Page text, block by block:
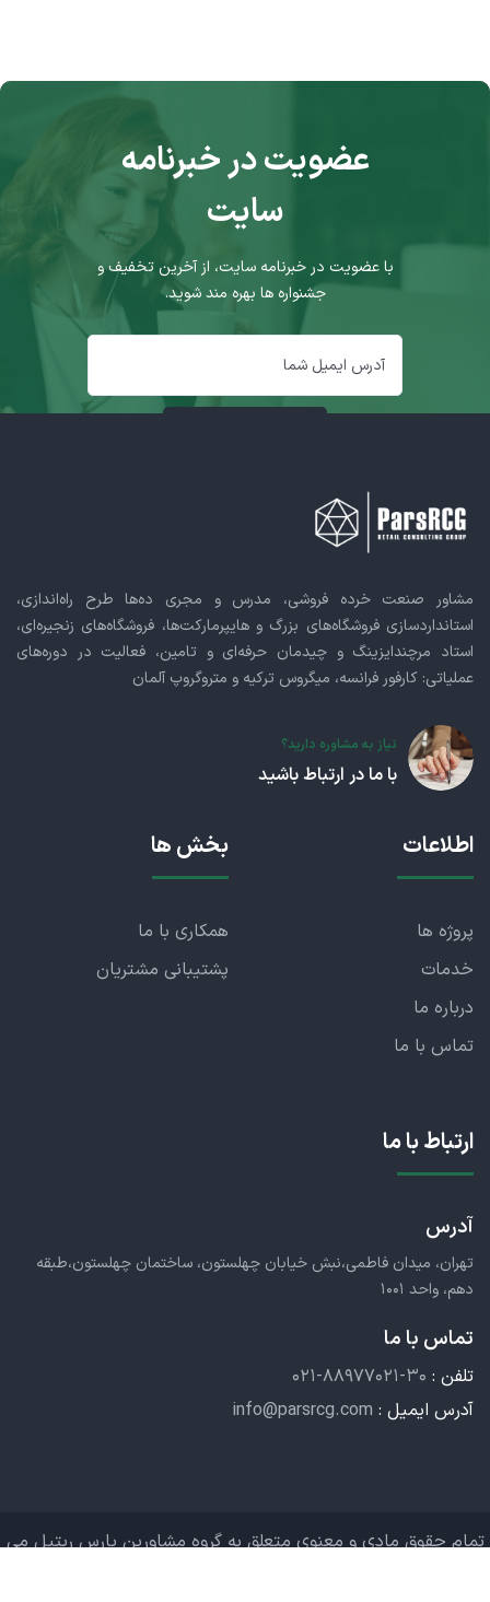
عضویت در خبرنامه
سایت
با عضویت در خبرنامه سایت، از آخرین تخفیف و
جشنواره ها بهره مند شوید.
مشاور صنعت خرده فروشی، مدرس و مجری ده‌ها طرح راه‌اندازی،
استانداردسازی فروشگاه‌های بزرگ و هایپرمارکت‌ها، فروشگاه‌های زنجیره‌ای،
استاد مرچندایزینگ و چیدمان حرفه‌ای و تامین، فعالیت در دوره‌های
عملیاتی: کارفور فرانسه، میگروس ترکیه و متروگروپ آلمان
نیاز به مشاوره دارید؟
با ما در ارتباط باشید
اطلاعات
پروژه ها
خدمات
درباره ما
تماس با ما
بخش ها
همکاری با ما
پشتیبانی مشتریان
ارتباط با ما
آدرس
تهران، میدان فاطمی،نبش خیابان چهلستون، ساختمان چهلستون،طبقه
دهم، واحد ۱۰۰۱
تماس با ما
تلفن : ۰۲۱-۸۸۹۷۷۰۲۱-۳۰
آدرس ایمیل : info@parsrcg.com
تمام حقوق مادی و معنوی متعلق به گروه مشاورین پارس ریتیل می